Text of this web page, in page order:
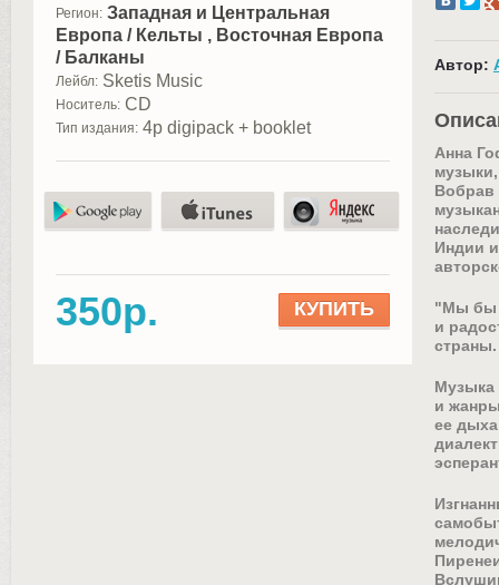
Регион: Западная и Центральная
Европа / Кельты , Восточная Европа
/ Балканы
Лейбл: Sketis Music
Носитель: CD
Тип издания: 4p digipack + booklet
350р. КУПИТЬ
Автор:
Анна
музыки,
Вобрав
Индии
"Мы бы
и
страны.
Музыка
и
ее